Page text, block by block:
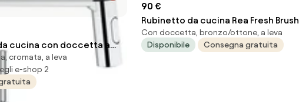
cucina con doccetta a
Feel argento nero
GROHE
cromata, a leva
e-shop 2
90 €
Rubinetto da cucina Rea Fresh Brush
Copper
Con doccetta, bronzo/ottone, a leva
Disponibile
Consegna gratuita